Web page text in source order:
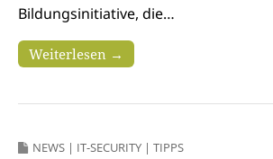
Bildungsinitiative, die…
Weiterlesen →
NEWS | IT-SECURITY | TIPPS